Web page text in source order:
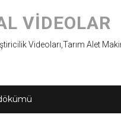
VIDEOLAR
Videoları,Tarım Alet